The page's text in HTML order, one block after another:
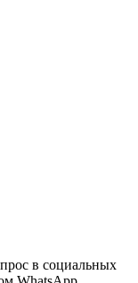
в социальных